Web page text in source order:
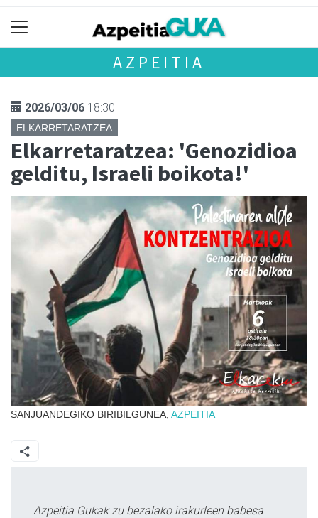
AZPEITIA
2026/03/06 18:30
ELKARRETARATZEA
Elkarretaratzea: 'Genozidioa
gelditu, Israeli boikota!'
SANJUANDEGIKO BIRIBILGUNEA, AZPEITIA
Azpeitia Gukak zu bezalako irakurleen babesa